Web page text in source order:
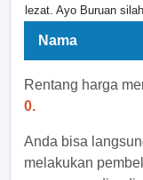
lezat. Ayo Buruan
Nama
Rentang harga
0.
Anda bisa
melakukan